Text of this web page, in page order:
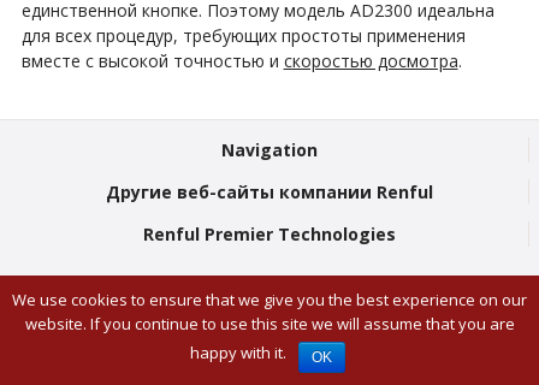
единственной кнопке. Поэтому модель AD2300 идеальна
для всех процедур, требующих простоты применения
вместе с высокой точностью и скоростью досмотра.
Navigation
Другие веб-сайты компании Renful
Renful Premier Technologies
Facebook Twitter
© Renful Premier Technologies 2026
London Digital Agency
We use cookies to ensure that we give you the best experience on our
website. If you continue to use this site we will assume that you are
happy with it.
OK